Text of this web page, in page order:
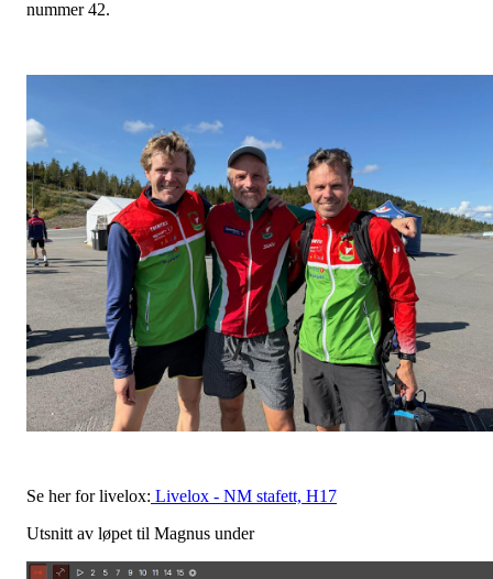
nummer 42.
Se her for livelox: Livelox - NM stafett, H17
Utsnitt av løpet til Magnus under